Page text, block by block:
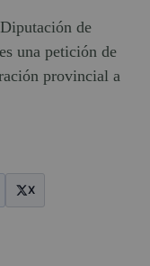
de
una petición de
provincial a
X